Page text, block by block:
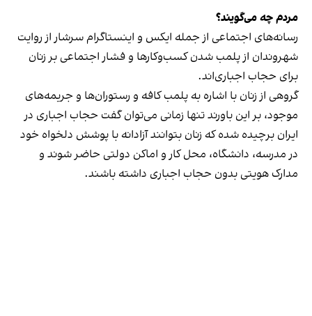
مردم چه می‌گویند؟
رسانه‎‌های اجتماعی از جمله ایکس و اینستاگرام سرشار از روایت
شهروندان از پلمب شدن کسب‌وکارها و فشار اجتماعی بر زنان
برای حجاب اجباری‌اند.
گروهی از زنان با اشاره به پلمب کافه و رستوران‌ها و جریمه‌های
موجود، بر این باورند تنها زمانی می‌توان گفت حجاب اجباری در
ایران برچیده شده که زنان بتوانند آزادانه با پوشش دلخواه خود
در مدرسه، دانشگاه، محل کار و اماکن دولتی حاضر شوند و
مدارک هویتی بدون حجاب اجباری داشته باشند.